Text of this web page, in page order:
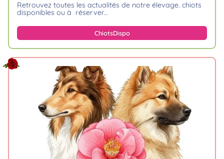
retrouvez toutes les actualités de notre élevage. chiots
disponibles ou à réserver.
ChiotsDispo